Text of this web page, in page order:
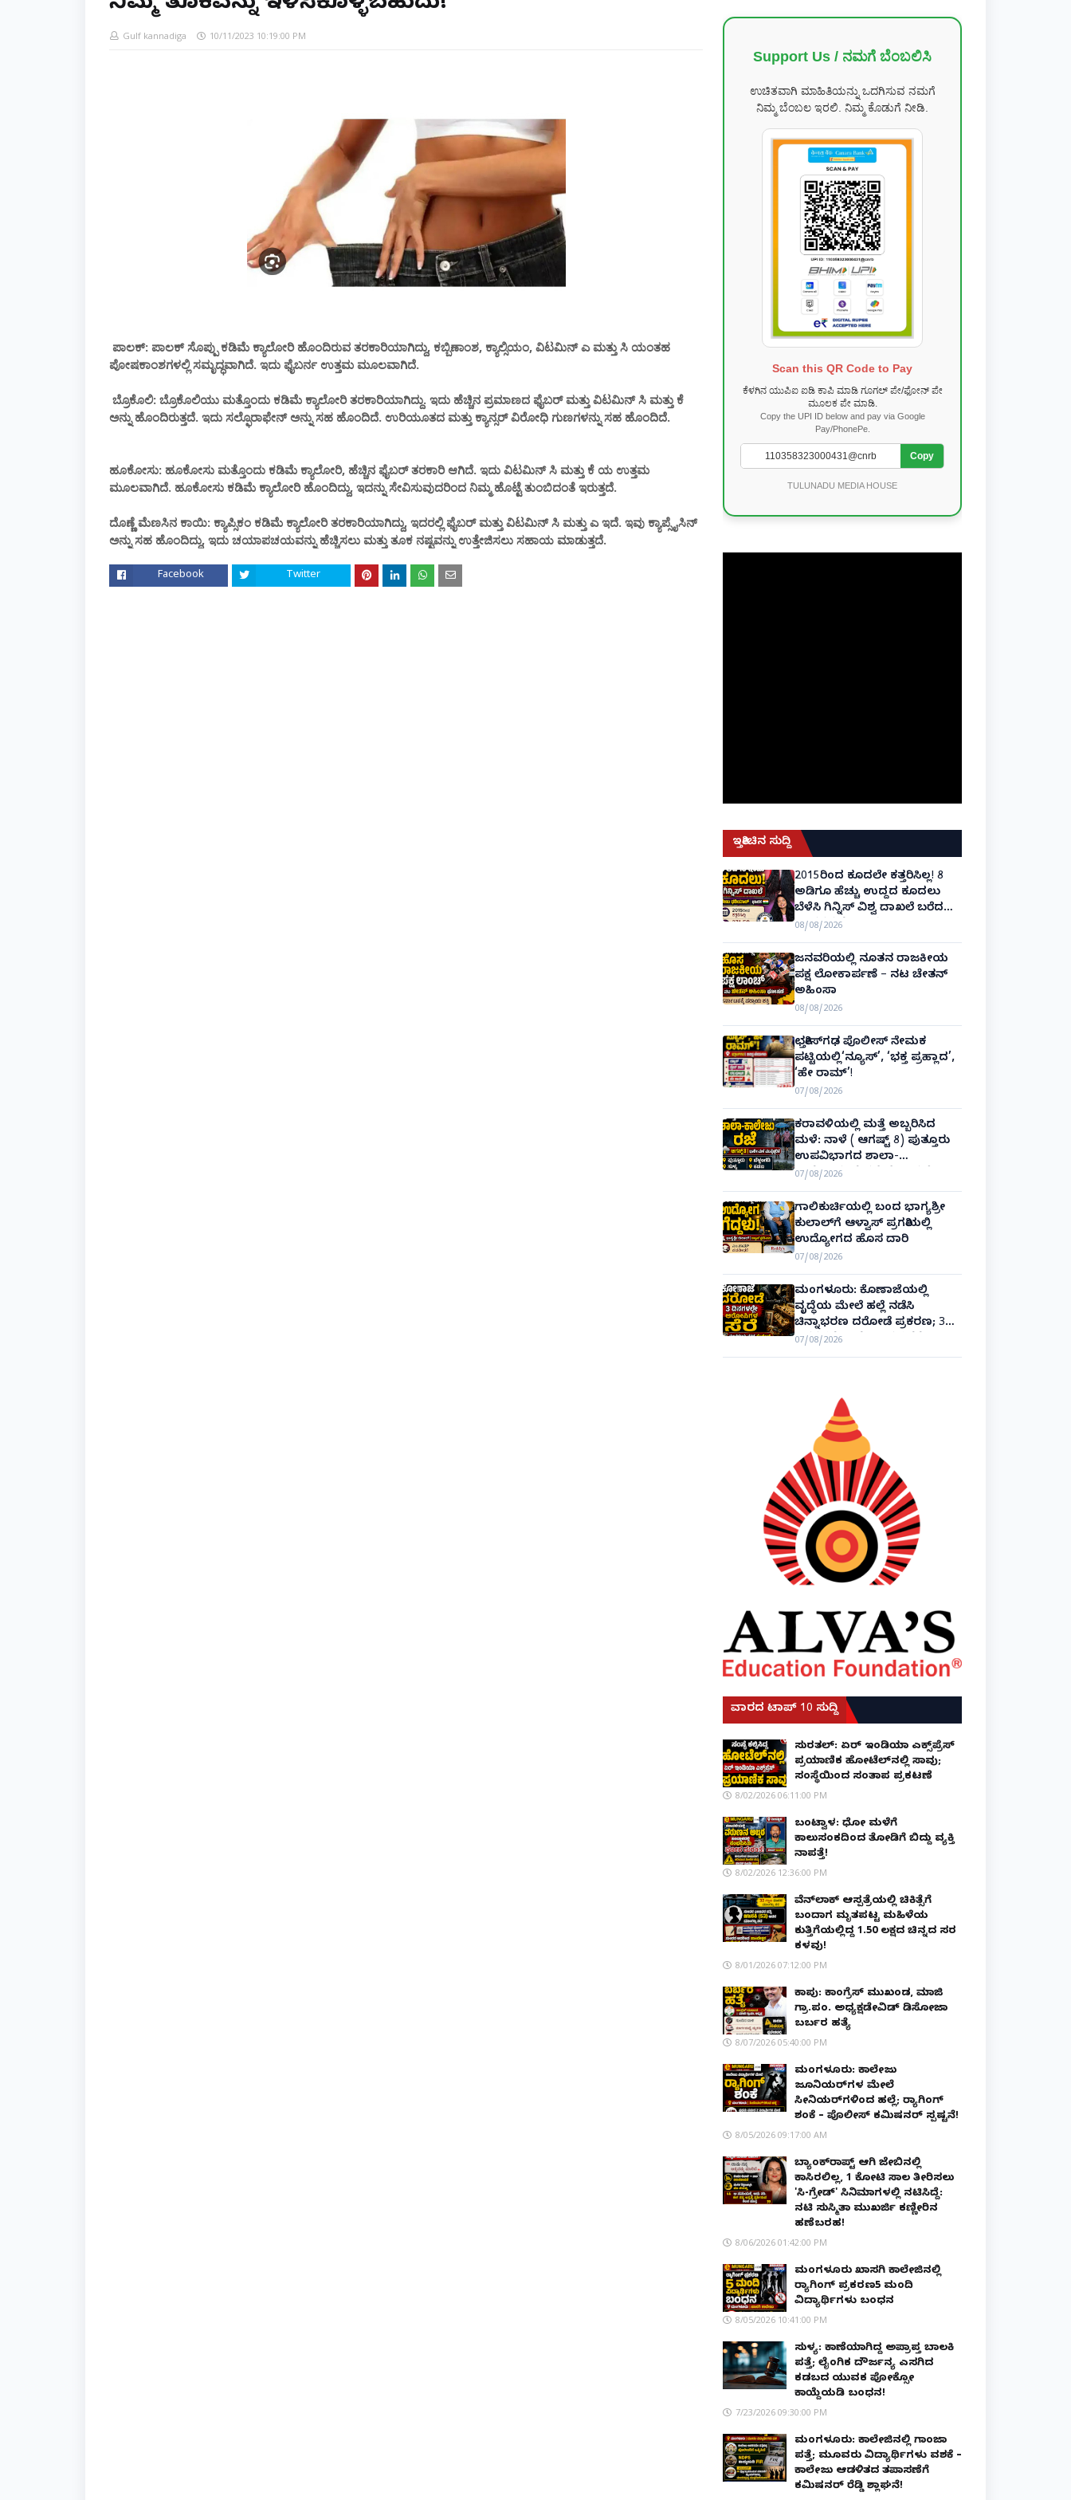
Gulf kannadiga 10/11/2023 10:19:00 PM
ಪಾಲಕ್: ಪಾಲಕ್ ಸೊಪ್ಪು ಕಡಿಮೆ ಕ್ಯಾಲೋರಿ ಹೊಂದಿರುವ ತರಕಾರಿಯಾಗಿದ್ದು, ಕಬ್ಬಿಣಾಂಶ, ಕ್ಯಾಲ್ಸಿಯಂ, ವಿಟಮಿನ್ ಎ ಮತ್ತು ಸಿ ಯಂತಹ
ಪೋಷಕಾಂಶಗಳಲ್ಲಿ ಸಮೃದ್ಧವಾಗಿದೆ. ಇದು ಫೈಬರ್ನ ಉತ್ತಮ ಮೂಲವಾಗಿದೆ.
ಬ್ರೊಕೊಲಿ: ಬ್ರೊಕೊಲಿಯು ಮತ್ತೊಂದು ಕಡಿಮೆ ಕ್ಯಾಲೋರಿ ತರಕಾರಿಯಾಗಿದ್ದು. ಇದು ಹೆಚ್ಚಿನ ಪ್ರಮಾಣದ ಫೈಬರ್ ಮತ್ತು ವಿಟಮಿನ್ ಸಿ ಮತ್ತು ಕೆ
ಅನ್ನು ಹೊಂದಿರುತ್ತದೆ. ಇದು ಸಲ್ಫೊರಾಫೇನ್ ಅನ್ನು ಸಹ ಹೊಂದಿದೆ. ಉರಿಯೂತದ ಮತ್ತು ಕ್ಯಾನ್ಸರ್ ವಿರೋಧಿ ಗುಣಗಳನ್ನು ಸಹ ಹೊಂದಿದೆ.
ಹೂಕೋಸು: ಹೂಕೋಸು ಮತ್ತೊಂದು ಕಡಿಮೆ ಕ್ಯಾಲೋರಿ, ಹೆಚ್ಚಿನ ಫೈಬರ್ ತರಕಾರಿ ಆಗಿದೆ. ಇದು ವಿಟಮಿನ್ ಸಿ ಮತ್ತು ಕೆ ಯ ಉತ್ತಮ
ಮೂಲವಾಗಿದೆ. ಹೂಕೋಸು ಕಡಿಮೆ ಕ್ಯಾಲೋರಿ ಹೊಂದಿದ್ದು, ಇದನ್ನು ಸೇವಿಸುವುದರಿಂದ ನಿಮ್ಮ ಹೊಟ್ಟೆ ತುಂಬಿದಂತೆ ಇರುತ್ತದೆ.
ದೊಣ್ಣೆ ಮೆಣಸಿನ ಕಾಯಿ: ಕ್ಯಾಪ್ಸಿಕಂ ಕಡಿಮೆ ಕ್ಯಾಲೋರಿ ತರಕಾರಿಯಾಗಿದ್ದು, ಇದರಲ್ಲಿ ಫೈಬರ್ ಮತ್ತು ವಿಟಮಿನ್ ಸಿ ಮತ್ತು ಎ ಇದೆ. ಇವು ಕ್ಯಾಪ್ಸೈಸಿನ್
ಅನ್ನು ಸಹ ಹೊಂದಿದ್ದು, ಇದು ಚಯಾಪಚಯವನ್ನು ಹೆಚ್ಚಿಸಲು ಮತ್ತು ತೂಕ ನಷ್ಟವನ್ನು ಉತ್ತೇಜಿಸಲು ಸಹಾಯ ಮಾಡುತ್ತದೆ.
Facebook Twitter
Support Us / ನಮಗೆ ಬೆಂಬಲಿಸಿ
ಉಚಿತವಾಗಿ ಮಾಹಿತಿಯನ್ನು ಒದಗಿಸುವ ನಮಗೆ
ನಿಮ್ಮ ಬೆಂಬಲ ಇರಲಿ. ನಿಮ್ಮ ಕೊಡುಗೆ ನೀಡಿ.
Scan this QR Code to Pay
ಕೆಳಗಿನ ಯುಪಿಐ ಐಡಿ ಕಾಪಿ ಮಾಡಿ ಗೂಗಲ್ ಪೇ/ಫೋನ್ ಪೇ
ಮೂಲಕ ಪೇ ಮಾಡಿ.
Copy the UPI ID below and pay via Google
Pay/PhonePe.
Copy
TULUNADU MEDIA HOUSE
ಇತ್ತೀಚಿನ ಸುದ್ದಿ
2015ರಿಂದ ಕೂದಲೇ ಕತ್ತರಿಸಿಲ್ಲ! 8
ಅಡಿಗೂ ಹೆಚ್ಚು ಉದ್ದದ ಕೂದಲು
ಬೆಳೆಸಿ ಗಿನ್ನಿಸ್ ವಿಶ್ವ ದಾಖಲೆ ಬರೆದ
ಭಾರತದ ರೇಣು ಧರಿಯಾಲ್!
08/08/2026
ಜನವರಿಯಲ್ಲಿ ನೂತನ ರಾಜಕೀಯ
ಪಕ್ಷ ಲೋಕಾರ್ಪಣೆ – ನಟ ಚೇತನ್
ಅಹಿಂಸಾ
08/08/2026
ಛತ್ತೀಸ್‌ಗಢ ಪೊಲೀಸ್ ನೇಮಕ
ಪಟ್ಟಿಯಲ್ಲಿ‘ನ್ಯೂಸ್’, ‘ಭಕ್ತ ಪ್ರಹ್ಲಾದ’,
‘ಹೇ ರಾಮ್’!
07/08/2026
ಕರಾವಳಿಯಲ್ಲಿ ಮತ್ತೆ ಅಬ್ಬರಿಸಿದ
ಮಳೆ: ನಾಳೆ ( ಆಗಷ್ಟ್ 8) ಪುತ್ತೂರು
ಉಪವಿಭಾಗದ ಶಾಲಾ-
ಕಾಲೇಜುಗಳಿಗೆ ರಜೆ ಘೋಷಣೆ!
07/08/2026
ಗಾಲಿಕುರ್ಚಿಯಲ್ಲಿ ಬಂದ ಭಾಗ್ಯಶ್ರೀ
ಕುಲಾಲ್‌ಗೆ ಆಳ್ವಾಸ್ ಪ್ರಗತಿಯಲ್ಲಿ
ಉದ್ಯೋಗದ ಹೊಸ ದಾರಿ
07/08/2026
ಮಂಗಳೂರು: ಕೊಣಾಜೆಯಲ್ಲಿ
ವೃದ್ಧೆಯ ಮೇಲೆ ಹಲ್ಲೆ ನಡೆಸಿ
ಚಿನ್ನಾಭರಣ ದರೋಡೆ ಪ್ರಕರಣ; 3
ದಿನಗಳಲ್ಲೇ ಆರೋಪಿಗಳ ಸೆರೆ!
07/08/2026
ವಾರದ ಟಾಪ್ 10 ಸುದ್ದಿ
ಸುರತ್ಕಲ್: ಏರ್ ಇಂಡಿಯಾ ಎಕ್ಸ್‌ಪ್ರೆಸ್
ಪ್ರಯಾಣಿಕ ಹೋಟೆಲ್‌ನಲ್ಲಿ ಸಾವು;
ಸಂಸ್ಥೆಯಿಂದ ಸಂತಾಪ ಪ್ರಕಟಣೆ
8/02/2026 06:11:00 PM
ಬಂಟ್ವಾಳ: ಧೋ ಮಳೆಗೆ
ಕಾಲುಸಂಕದಿಂದ ತೋಡಿಗೆ ಬಿದ್ದು ವ್ಯಕ್ತಿ
ನಾಪತ್ತೆ!
8/02/2026 12:36:00 PM
ವೆನ್‌ಲಾಕ್ ಆಸ್ಪತ್ರೆಯಲ್ಲಿ ಚಿಕಿತ್ಸೆಗೆ
ಬಂದಾಗ ಮೃತಪಟ್ಟ ಮಹಿಳೆಯ
ಕುತ್ತಿಗೆಯಲ್ಲಿದ್ದ ₹1.50 ಲಕ್ಷದ ಚಿನ್ನದ ಸರ
ಕಳವು!
8/01/2026 07:12:00 PM
ಕಾಪು: ಕಾಂಗ್ರೆಸ್ ಮುಖಂಡ, ಮಾಜಿ
ಗ್ರಾ.ಪಂ. ಅಧ್ಯಕ್ಷಡೇವಿಡ್ ಡಿಸೋಜಾ
ಬರ್ಬರ ಹತ್ಯೆ
8/07/2026 05:40:00 PM
ಮಂಗಳೂರು: ಕಾಲೇಜು
ಜೂನಿಯರ್‌ಗಳ ಮೇಲೆ
ಸೀನಿಯರ್‌ಗಳಿಂದ ಹಲ್ಲೆ; ರ‌್ಯಾಗಿಂಗ್
ಶಂಕೆ – ಪೊಲೀಸ್ ಕಮಿಷನರ್ ಸ್ಪಷ್ಟನೆ!
8/05/2026 09:17:00 AM
ಬ್ಯಾಂಕ್‌ರಾಪ್ಟ್‌ ಆಗಿ ಜೇಬಿನಲ್ಲಿ
ಕಾಸಿರಲಿಲ್ಲ, ₹1 ಕೋಟಿ ಸಾಲ ತೀರಿಸಲು
'ಸಿ-ಗ್ರೇಡ್' ಸಿನಿಮಾಗಳಲ್ಲಿ ನಟಿಸಿದ್ದೆ:
ನಟಿ ಸುಸ್ಮಿತಾ ಮುಖರ್ಜಿ ಕಣ್ಣೀರಿನ
ಹಣೆಬರಹ!
8/06/2026 01:42:00 PM
ಮಂಗಳೂರು ಖಾಸಗಿ ಕಾಲೇಜಿನಲ್ಲಿ
ರ‌್ಯಾಗಿಂಗ್ ಪ್ರಕರಣ5 ಮಂದಿ
ವಿದ್ಯಾರ್ಥಿಗಳು ಬಂಧನ
8/05/2026 10:41:00 PM
ಸುಳ್ಯ: ಕಾಣೆಯಾಗಿದ್ದ ಅಪ್ರಾಪ್ತ ಬಾಲಕಿ
ಪತ್ತೆ; ಲೈಂಗಿಕ ದೌರ್ಜನ್ಯ ಎಸಗಿದ
ಕಡಬದ ಯುವಕ ಪೋಕ್ಸೋ
ಕಾಯ್ದೆಯಡಿ ಬಂಧನ!
7/23/2026 09:30:00 PM
ಮಂಗಳೂರು: ಕಾಲೇಜಿನಲ್ಲಿ ಗಾಂಜಾ
ಪತ್ತೆ; ಮೂವರು ವಿದ್ಯಾರ್ಥಿಗಳು ವಶಕ್ಕೆ –
ಕಾಲೇಜು ಆಡಳಿತದ ತಪಾಸಣೆಗೆ
ಕಮಿಷನರ್ ರೆಡ್ಡಿ ಶ್ಲಾಘನೆ!